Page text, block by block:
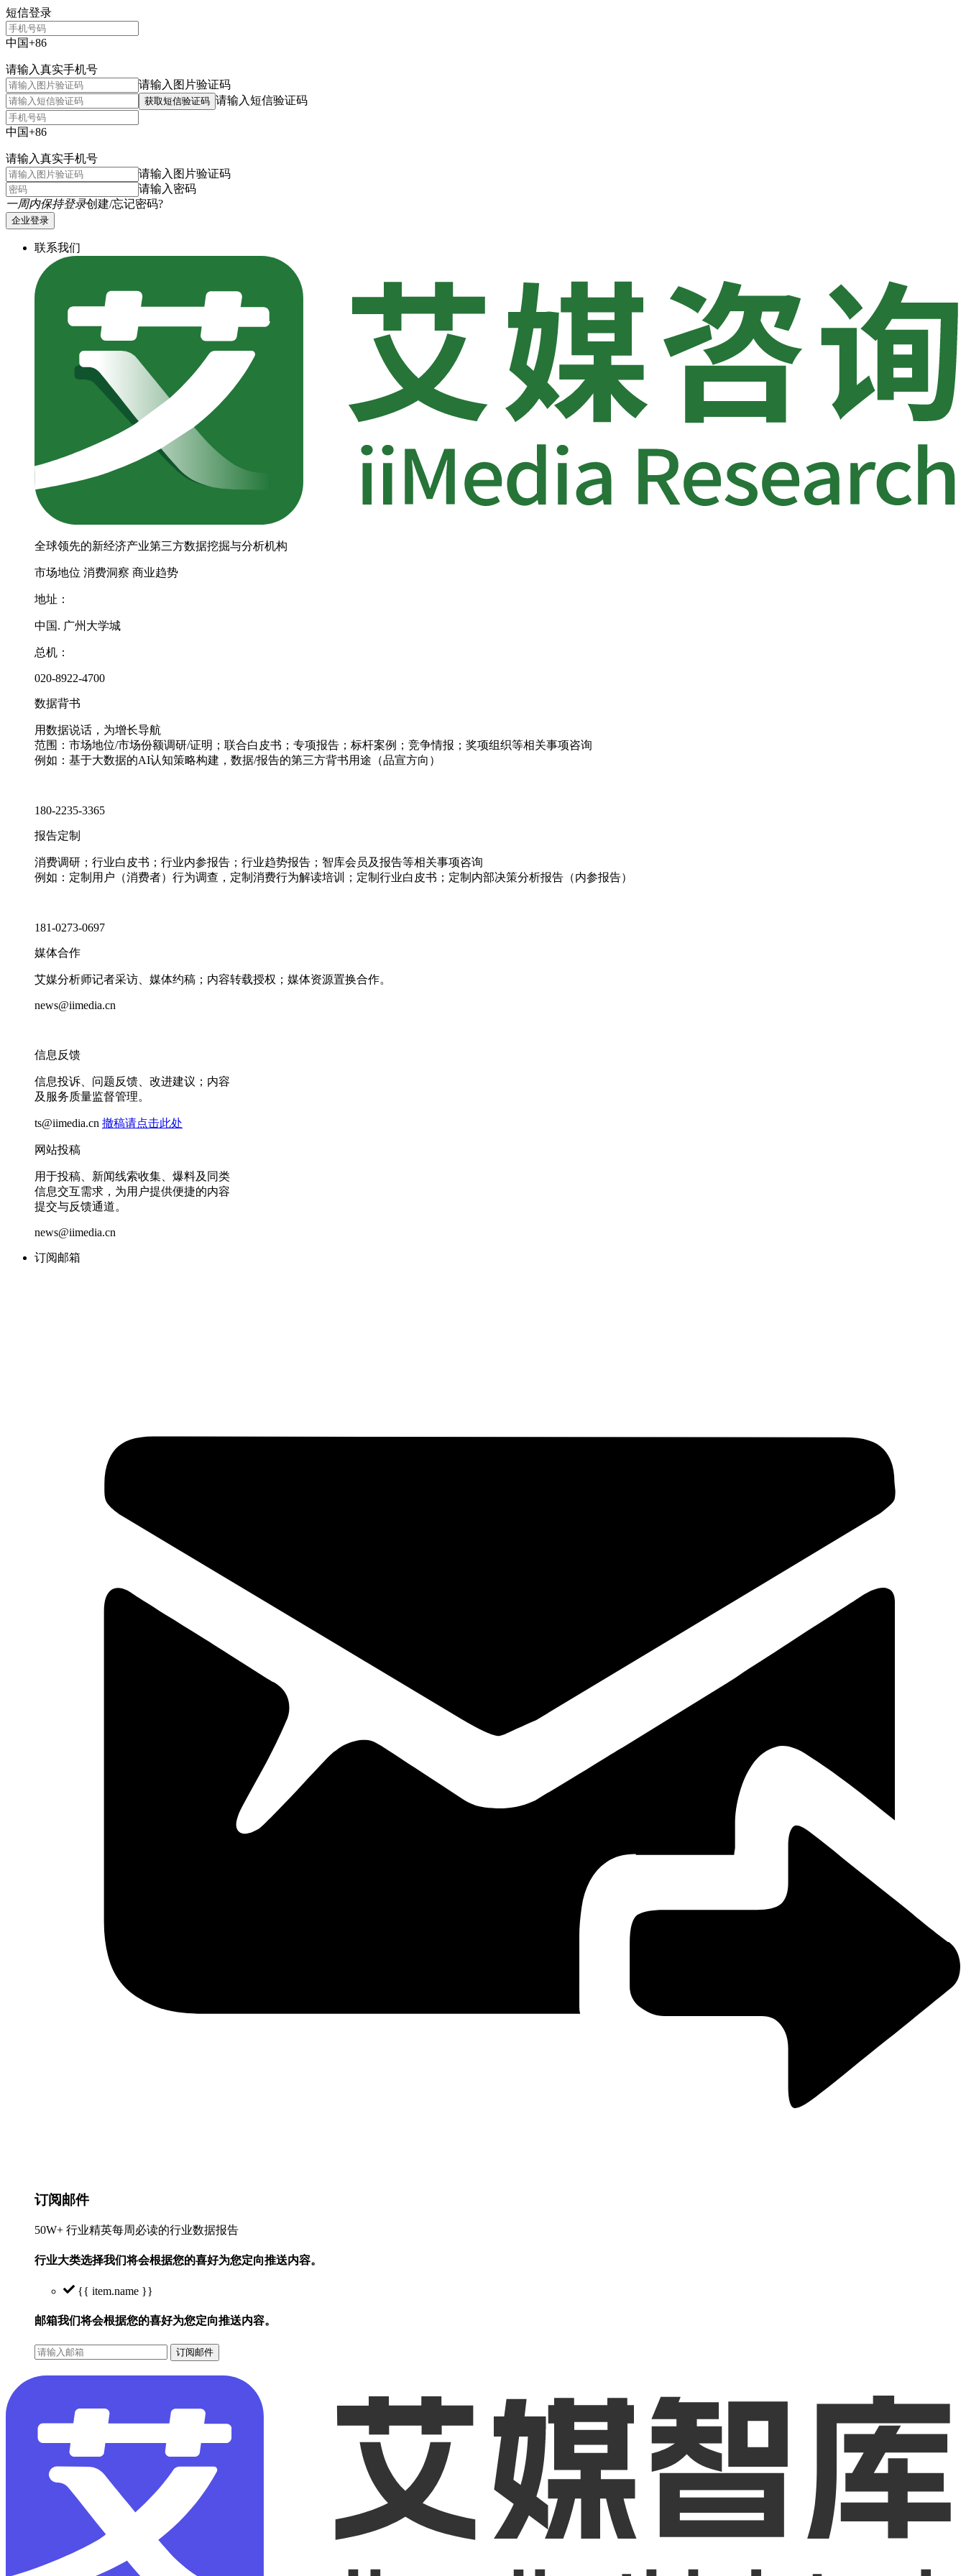
短信登录
中国+86
请输入真实手机号
请输入图片验证码
获取短信验证码 请输入短信验证码
中国+86
请输入真实手机号
请输入图片验证码
请输入密码
一周内保持登录创建/忘记密码?
企业登录
联系我们
全球领先的新经济产业第三方数据挖掘与分析机构
市场地位 消费洞察 商业趋势
地址：
中国. 广州大学城
总机：
020-8922-4700
数据背书
用数据说话，为增长导航
范围：市场地位/市场份额调研/证明；联合白皮书；专项报告；标杆案例；竞争情报；奖项组织等相关事项咨询
例如：基于大数据的AI认知策略构建，数据/报告的第三方背书用途（品宣方向）
180-2235-3365
报告定制
消费调研；行业白皮书；行业内参报告；行业趋势报告；智库会员及报告等相关事项咨询
例如：定制用户（消费者）行为调查，定制消费行为解读培训；定制行业白皮书；定制内部决策分析报告（内参报告）
181-0273-0697
媒体合作
艾媒分析师记者采访、媒体约稿；内容转载授权；媒体资源置换合作。
news@iimedia.cn
信息反馈
信息投诉、问题反馈、改进建议；内容
及服务质量监督管理。
ts@iimedia.cn 撤稿请点击此处
网站投稿
用于投稿、新闻线索收集、爆料及同类
信息交互需求，为用户提供便捷的内容
提交与反馈通道。
news@iimedia.cn
订阅邮箱
订阅邮件
50W+ 行业精英每周必读的行业数据报告
行业大类选择我们将会根据您的喜好为您定向推送内容。
{{ item.name }}
邮箱我们将会根据您的喜好为您定向推送内容。
订阅邮件